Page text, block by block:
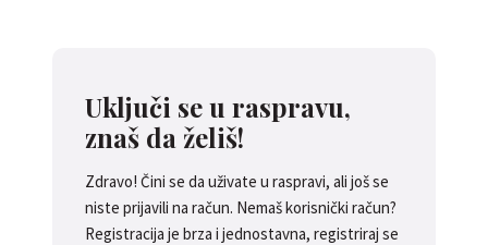
Uključi se u raspravu,
znaš da želiš!
Zdravo! Čini se da uživate u raspravi, ali još se
niste prijavili na račun. Nemaš korisnički račun?
Registracija je brza i jednostavna, registriraj se